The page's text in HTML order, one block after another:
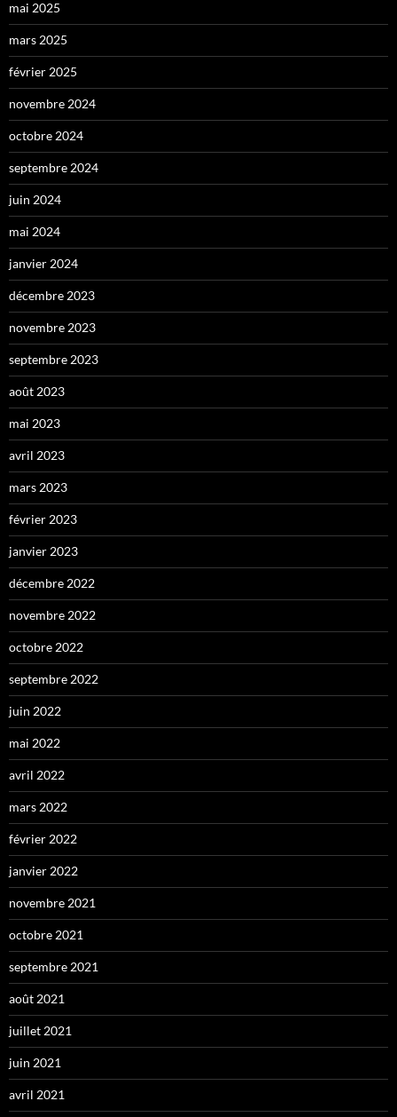
mai 2025
mars 2025
février 2025
novembre 2024
octobre 2024
septembre 2024
juin 2024
mai 2024
janvier 2024
décembre 2023
novembre 2023
septembre 2023
août 2023
mai 2023
avril 2023
mars 2023
février 2023
janvier 2023
décembre 2022
novembre 2022
octobre 2022
septembre 2022
juin 2022
mai 2022
avril 2022
mars 2022
février 2022
janvier 2022
novembre 2021
octobre 2021
septembre 2021
août 2021
juillet 2021
juin 2021
avril 2021